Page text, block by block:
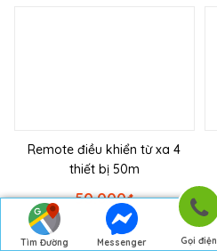
Tìm Đường
Messenger Gọi điện
Remote điều khiển từ xa 4
thiết bị 50m
₫
50.000